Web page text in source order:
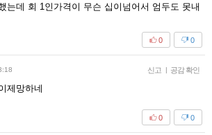
는데 회 1인가격이 무슨 십이넘어서 엄두도 못내
0
0
신고 공감 확인
제망하네
0
0